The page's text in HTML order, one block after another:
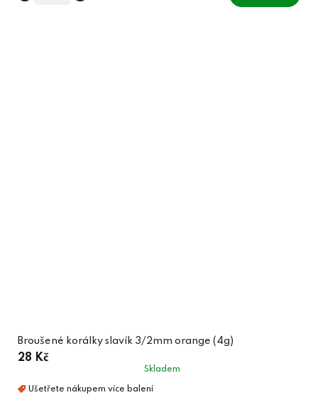
Broušené korálky slavík 3/2mm orange (4g)
28 Kč
Skladem